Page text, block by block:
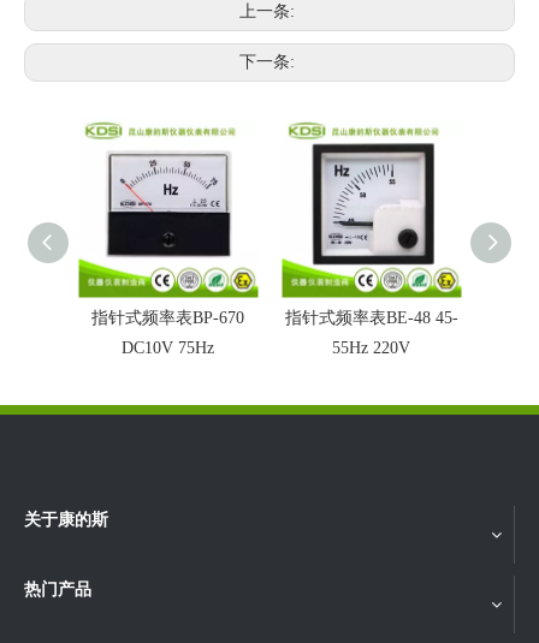
上一条:
下一条:
指针式频率表BP-670
DC10V 75Hz
指针式频率表BE-48 45-
55Hz 220V
关于康的斯
热门产品